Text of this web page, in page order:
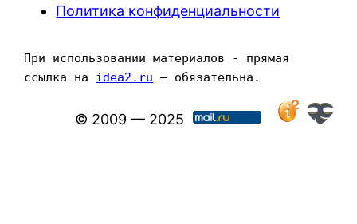
Политика конфиденциальности
При использовании материалов - прямая
ссылка на idea2.ru — обязательна.
© 2009 — 2025